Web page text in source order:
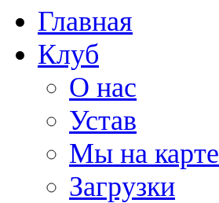
Главная
Клуб
О нас
Устав
Мы на карте
Загрузки